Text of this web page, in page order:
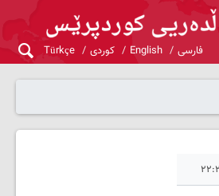
فارسی English کوردی Türkçe